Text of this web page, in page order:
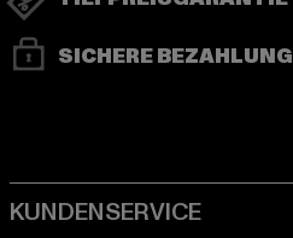
SICHERE BEZAHLUNG